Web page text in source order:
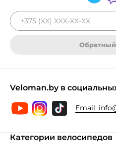
Veloman.by в
Email:
Категории велосипедов